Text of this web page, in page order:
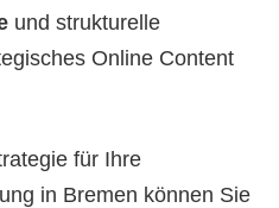
und strukturelle
Online Content
für Ihre
in Bremen können Sie